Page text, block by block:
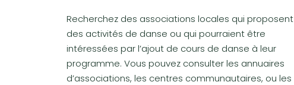
Recherchez des associations locales qui proposent
des activités de danse ou qui pourraient être
intéressées par l’ajout de cours de danse à leur
programme. Vous pouvez consulter les annuaires
d’associations, les centres communautaires, ou les